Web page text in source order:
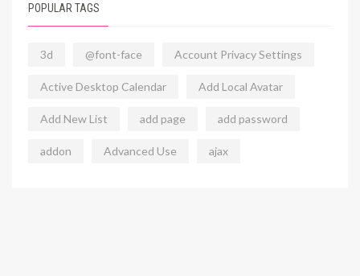
POPULAR TAGS
3d @font-face Account Privacy Settings
Active Desktop Calendar Add Local Avatar
Add New List add page add password
addon Advanced Use ajax